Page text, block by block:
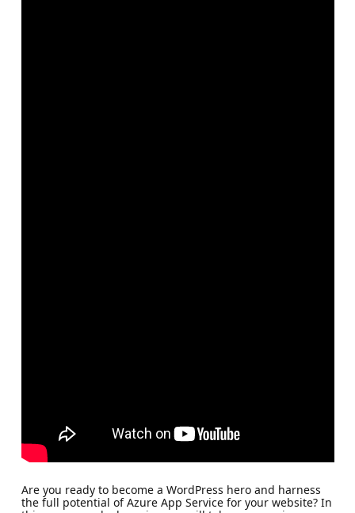
Are you ready to become a WordPress hero and harness
the full potential of Azure App Service for your website? In